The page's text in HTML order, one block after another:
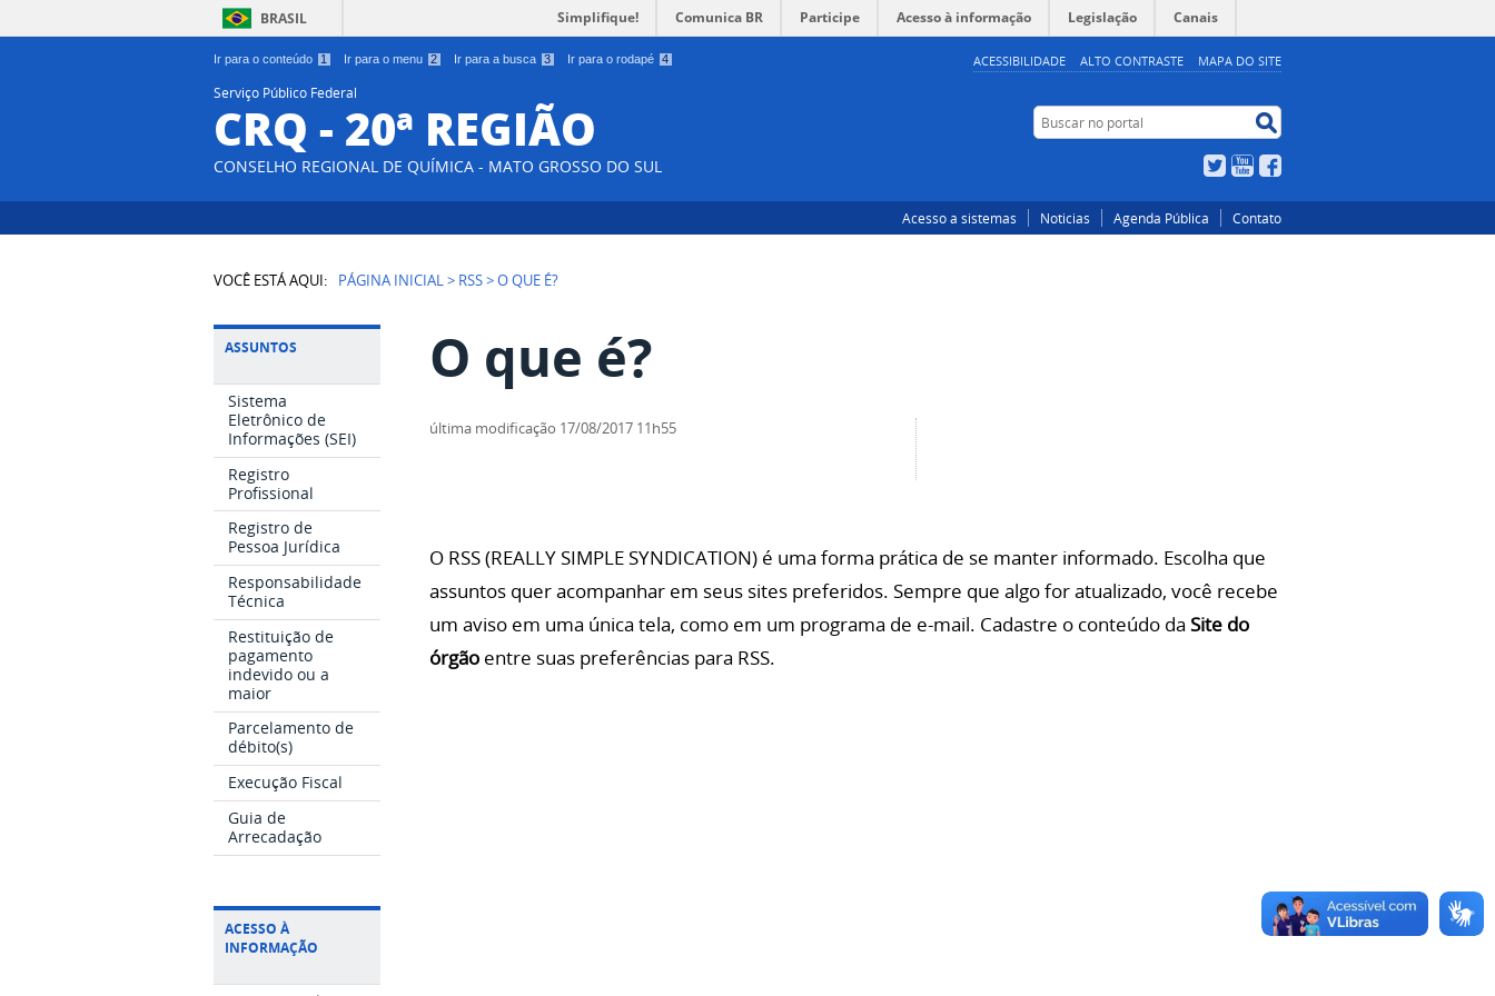
Ir para o conteúdo 1 Ir para o menu 2 Ir para a busca 3 Ir para o rodapé 4 ACESSIBILIDADE ALTO CONTRASTE MAPA DO SITE
BRASIL Simplifique! Comunica BR Participe Acesso à informação Legislação Canais
Serviço Público Federal
CRQ - 20ª REGIÃO
CONSELHO REGIONAL DE QUÍMICA - MATO GROSSO DO SUL
no
Buscar
no
TwitterYouTube
Acesso a sistemas Noticias Agenda Pública Contato
VOCÊ ESTÁ AQUI: PÁGINA INICIAL> RSS>O QUE É?
ASSUNTOS
Sistema
Eletrônico de
Informações (SEI)
Registro
Profissional
Registro de
Pessoa Jurídica
Responsabilidade
Técnica
Restituição de
pagamento
indevido ou a
maior
Parcelamento de
débito(s)
Execução Fiscal
Guia de
Arrecadação
ACESSO À
INFORMAÇÃO
O que é?
última modificação 17/08/2017 11h55
O RSS (REALLY SIMPLE SYNDICATION) é uma forma prática de se manter informado. Escolha que
assuntos quer acompanhar em seus sites preferidos. Sempre que algo for atualizado, você recebe
um aviso em uma única tela, como em um programa de e-mail. Cadastre o conteúdo daSite do
órgão entre suas preferências para RSS.